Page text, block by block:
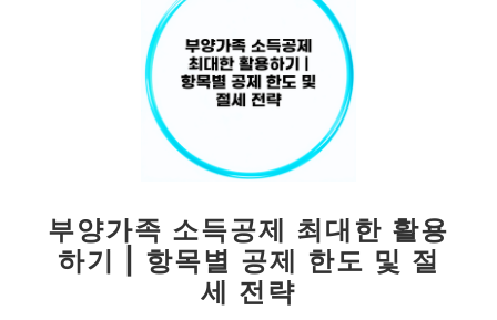
부양가족 소득공제 최대한 활용
하기 | 항목별 공제 한도 및 절
세 전략